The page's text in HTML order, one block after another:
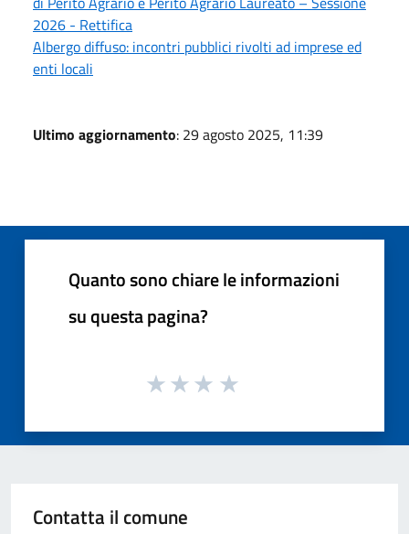
2026 - Rettifica
Albergo diffuso: incontri pubblici rivolti ad imprese ed
enti locali
Ultimo aggiornamento: 29 agosto 2025, 11:39
Quanto sono chiare le informazioni
su questa pagina?
Contatta il comune